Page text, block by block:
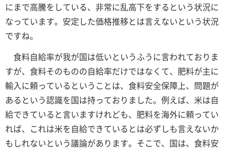
にまで高騰をしている、非常に乱高下をするという状況に
なっています。安定した価格推移とは言えないという状況
ですね。
食料自給率が我が国は低いというふうに言われておりま
すが、食料そのものの自給率だけではなくて、肥料が主に
輸入に頼っているということは、食料安全保障上、問題が
あるという認識を国は持っておりました。例えば、米は自
給できていると言いますけれども、肥料を海外に頼ってい
れば、これは米を自給できているとは必ずしも言えないか
もしれないという議論があります。そこで、国は、食料安